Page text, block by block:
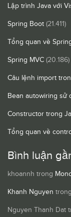
Lập trình Java với
Spring Boot (21.411)
Tổng quan về
Spring MVC (20.186)
Câu lệnh import
Bean autowiring sử
Constructor trong
Tổng quan về
Bình luận
khoannh trong
Khanh Nguyen trong
Nguyen Thanh Dat